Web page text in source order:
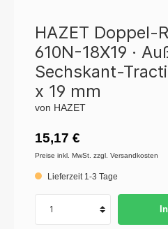
HAZET Doppel-
610N-18X19 ·
Sechskant-
x 19 mm
von HAZET
15,17 €
Preise inkl. MwSt. zzgl. Versandkosten
Lieferzeit 1-3 Tage